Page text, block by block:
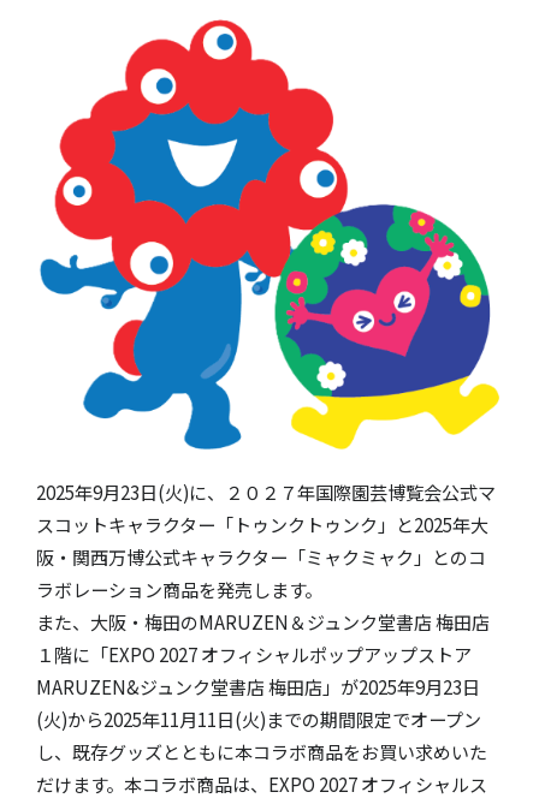
2025年9月23日(火)に、２０２７年国際園芸博覧会公式マ
スコットキャラクター「トゥンクトゥンク」と2025年大
阪・関西万博公式キャラクター「ミャクミャク」とのコ
ラボレーション商品を発売します。
また、大阪・梅田のMARUZEN＆ジュンク堂書店 梅田店
１階に「EXPO 2027 オフィシャルポップアップストア
MARUZEN&ジュンク堂書店 梅田店」が2025年9月23日
(火)から2025年11月11日(火)までの期間限定でオープン
し、既存グッズとともに本コラボ商品をお買い求めいた
だけます。本コラボ商品は、EXPO 2027 オフィシャルス